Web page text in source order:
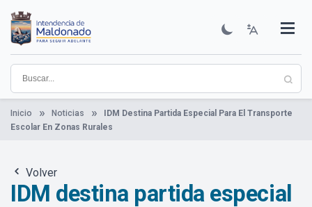
contenido
principal
Institucional
Municipios
Descubre Maldonado
Comunicación
Servicios
Guía De Trámites
Ver Noticias
Inicio Noticias
IDM Destina Partida Especial Para El Transporte
Escolar En Zonas Rurales
Volver
IDM destina partida especial